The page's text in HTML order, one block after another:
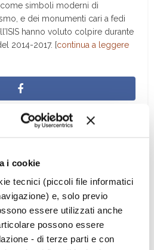
i cookie
tecnici (piccoli file informatici
e, solo previo
essere utilizzati anche
possono essere
- di terze parti e con
simboli moderni di
e dei monumenti cari a fedi
hanno voluto colpire durante
2014-2017. [continua a leggere